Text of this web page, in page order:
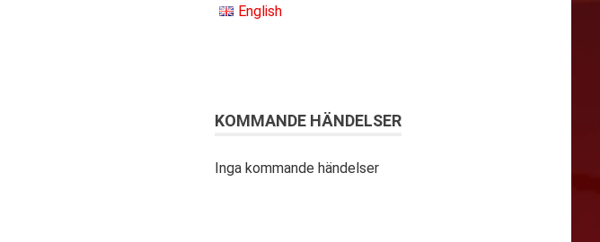
English
KOMMANDE HÄNDELSER
Inga kommande händelser